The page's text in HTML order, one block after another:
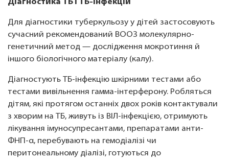
Діагностика ТБ і ТБ-інфекцій
Для діагностики туберкульозу у дітей застосовують
сучасний рекомендований ВООЗ молекулярно-
генетичний метод — дослідження мокротиння й
іншого біологічного матеріалу (калу).
Діагностують ТБ-інфекцію шкірними тестами або
тестами вивільнення гамма-інтерферону. Робляться
дітям, які протягом останніх двох років контактували
з хворим на ТБ, живуть із ВІЛ-інфекцією, отримують
лікування імуносупресантами, препаратами анти-
ФНП-α, перебувають на гемодіалізі чи
перитонеальному діалізі, готуються до